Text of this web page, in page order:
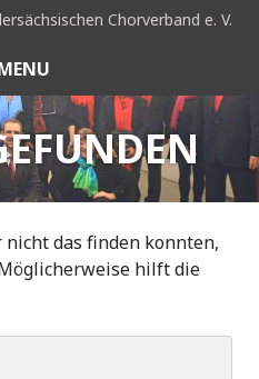
Chorverband e. V.
e. V.
nicht das finden konnten,
hilft die